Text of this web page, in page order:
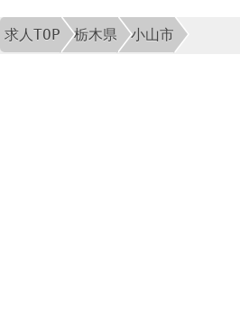
求人TOP 栃木県 小山市